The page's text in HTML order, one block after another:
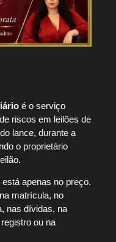
é o serviço
riscos em leilões de
lance, durante a
o proprietário
apenas no preço.
matrícula, no
nas dívidas, na
ou na